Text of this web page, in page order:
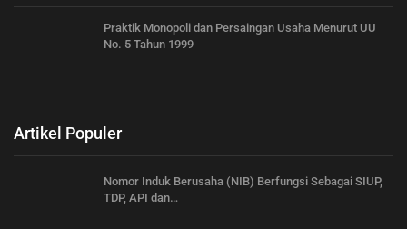
Praktik Monopoli dan Persaingan Usaha Menurut UU
No. 5 Tahun 1999
Artikel Populer
Nomor Induk Berusaha (NIB) Berfungsi Sebagai SIUP,
TDP, API dan…